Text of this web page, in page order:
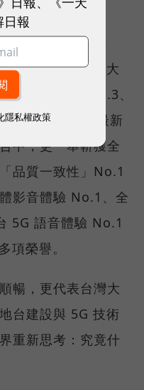
威網路分析機構
。今年初，台灣大
在線率全球 No.3、
Opensignal 最新
中，更一舉斬獲全
品質一致性」No.1
影音體驗 No.1、全
5G 語音體驗 No.1
項榮譽。
暢，更代表台灣大
台建設與 5G 技術
重新思考：究竟什
報
隱私權政策